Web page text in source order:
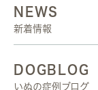
NEWS
新着情報
DOGBLOG
いぬの症例ブログ